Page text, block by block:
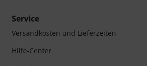
Service
Versandkosten und Lieferzeiten
Hilfe-Center